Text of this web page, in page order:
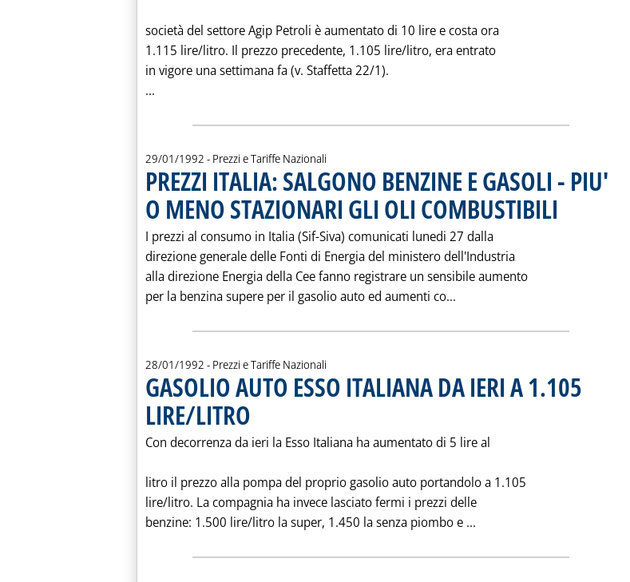
società del settore Agip Petroli è aumentato di 10 lire e costa ora
1.115 lire/litro. Il prezzo precedente, 1.105 lire/litro, era entrato
in vigore una settimana fa (v. Staffetta 22/1).
... Leggi tutta la notizia: 'GASOLIO AUTO SOCIETA' SETTORE AGIP PETROLI A 1.115
29/01/1992 - Prezzi e Tariffe Nazionali
PREZZI ITALIA: SALGONO BENZINE E GASOLI - PIU'
O MENO STAZIONARI GLI OLI COMBUSTIBILI . Pubblicata
I prezzi al consumo in Italia (Sif-Siva) comunicati lunedi 27 dalla
direzione generale delle Fonti di Energia del ministero dell'Industria
alla direzione Energia della Cee fanno registrare un sensibile aumento
per la benzina supere per il gasolio auto ed aumenti co...
28/01/1992 - Prezzi e Tariffe Nazionali
GASOLIO AUTO ESSO ITALIANA DA IERI A 1.105
LIRE/LITRO
Con decorrenza da ieri la Esso Italiana ha aumentato di 5 lire al
litro il prezzo alla pompa del proprio gasolio auto portandolo a 1.105
lire/litro. La compagnia ha invece lasciato fermi i prezzi delle
benzine: 1.500 lire/litro la super, 1.450 la senza piombo e ... Leggi tutta la notizia: